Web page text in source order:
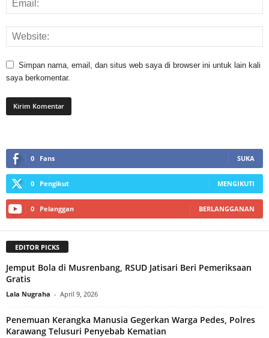
Simpan nama, email, dan situs web saya di browser ini untuk lain kali
saya berkomentar.
0 Fans SUKA
0 Pengikut MENGIKUTI
0 Pelanggan BERLANGGANAN
EDITOR PICKS
Jemput Bola di Musrenbang, RSUD Jatisari Beri Pemeriksaan
Gratis
Lala Nugraha - April 9, 2026
Penemuan Kerangka Manusia Gegerkan Warga Pedes, Polres
Karawang Telusuri Penyebab Kematian‎